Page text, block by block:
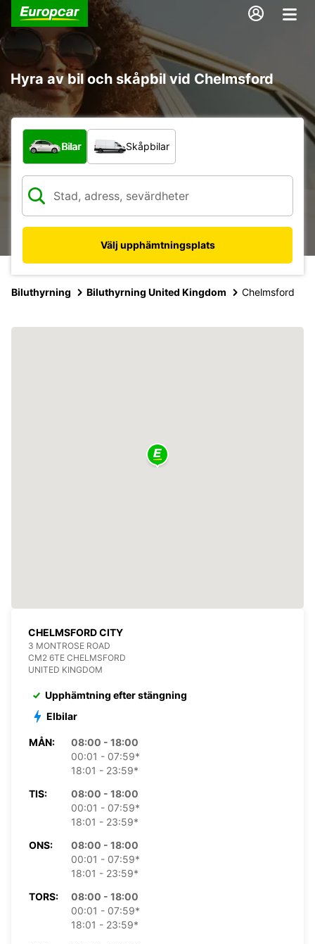
Hyra av bil och skåpbil vid Chelmsford
Vilken typ av fordon?
Bilar Skåpbilar
Välj upphämtningsplats
Biluthyrning Biluthyrning United Kingdom Chelmsford
CHELMSFORD CITY
3 MONTROSE ROAD
CM2 6TE CHELMSFORD
UNITED KINGDOM
Upphämtning efter stängning
Elbilar
MÅN:
08:00 - 18:00
00:01 - 07:59*
18:01 - 23:59*
TIS:
08:00 - 18:00
00:01 - 07:59*
18:01 - 23:59*
ONS:
08:00 - 18:00
00:01 - 07:59*
18:01 - 23:59*
TORS:
08:00 - 18:00
00:01 - 07:59*
18:01 - 23:59*